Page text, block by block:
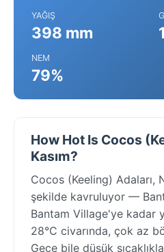
YAĞIŞ
398 mm
NEM
79%
How Hot Is Cocos
Kasım?
Cocos (Keeling) Adaları,
şekilde kavruluyor —
Bantam Village'ye kadar
28°C civarında, çok az
Gece bile düşük